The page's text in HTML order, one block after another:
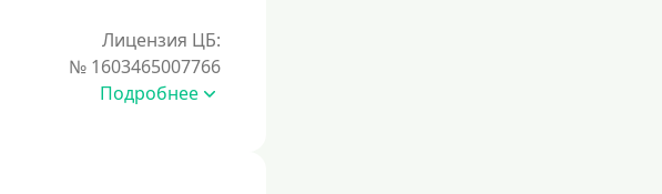
Лицензия ЦБ:
№ 1603465007766
Подробнее